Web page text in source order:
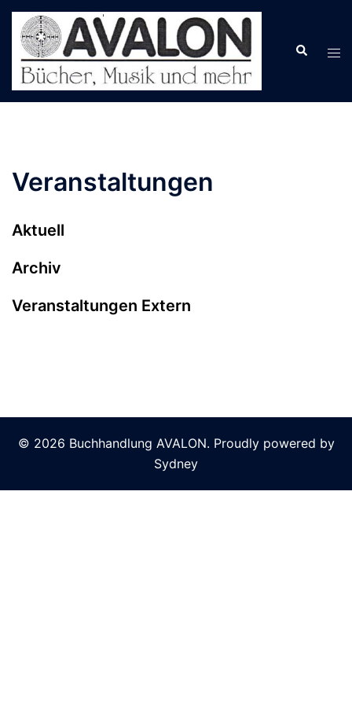
Zum
Inhalt
springen
Veranstaltungen
Aktuell
Archiv
Veranstaltungen Extern
© 2026 Buchhandlung AVALON. Proudly powered by
Sydney